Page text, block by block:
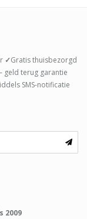
✓Gratis thuisbezorgd
geld terug garantie
SMS-notificatie
2009